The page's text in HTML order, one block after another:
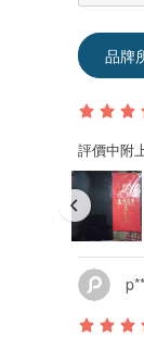
品牌
評價中附